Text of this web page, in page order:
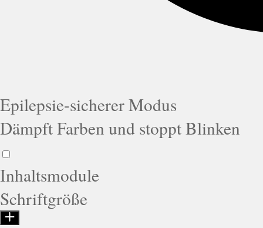
Epilepsie-sicherer Modus
Dämpft Farben und stoppt Blinken
Inhaltsmodule
Schriftgröße